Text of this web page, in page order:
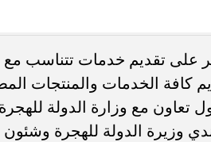
تقديم خدمات تتناسب مع
كافة الخدمات والمنتجات
تعاون مع وزارة الدولة
وزيرة الدولة للهجرة